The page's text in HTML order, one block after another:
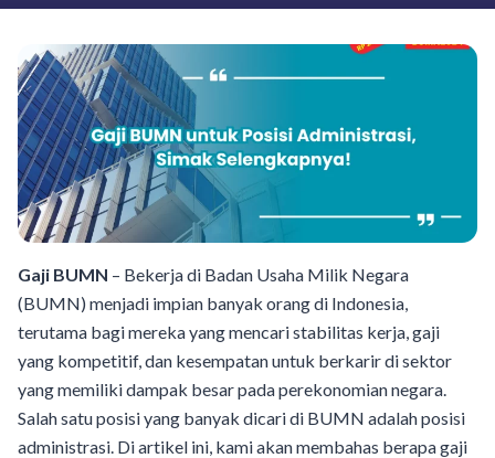
Gaji BUMN – Bekerja di Badan Usaha Milik Negara
(BUMN) menjadi impian banyak orang di Indonesia,
terutama bagi mereka yang mencari stabilitas kerja, gaji
yang kompetitif, dan kesempatan untuk berkarir di sektor
yang memiliki dampak besar pada perekonomian negara.
Salah satu posisi yang banyak dicari di BUMN adalah posisi
administrasi. Di artikel ini, kami akan membahas berapa gaji